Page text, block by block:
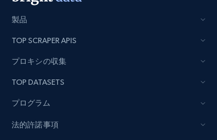
URL, Product name, Product rating, Product
rating object, Product rating max, Rating,
TikTok - Posts
count, Share count, Collect count, Comment
製品
TOP SCRAPER APIS
プロキシの収集
TOP DATASETS
プログラム
法的許諾事項